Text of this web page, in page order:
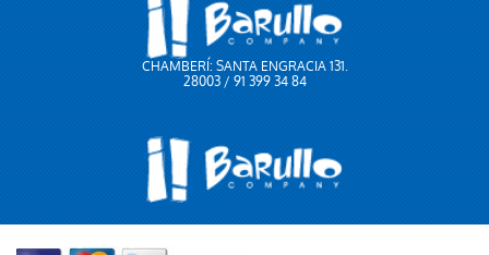
CHAMBERÍ: SANTA ENGRACIA 131.
28003 / 91 399 34 84